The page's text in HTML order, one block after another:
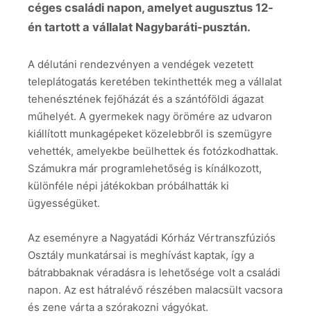
céges családi napon, amelyet augusztus 12-
én tartott a vállalat Nagybaráti-pusztán.
A délutáni rendezvényen a vendégek vezetett
teleplátogatás keretében tekinthették meg a vállalat
tehenésztének fejőházát és a szántóföldi ágazat
műhelyét. A gyermekek nagy örömére az udvaron
kiállított munkagépeket közelebbről is szemügyre
vehették, amelyekbe beülhettek és fotózkodhattak.
Számukra már programlehetőség is kínálkozott,
különféle népi játékokban próbálhatták ki
ügyességüket.
Az eseményre a Nagyatádi Kórház Vértranszfúziós
Osztály munkatársai is meghívást kaptak, így a
bátrabbaknak véradásra is lehetősége volt a családi
napon. Az est hátralévő részében malacsült vacsora
és zene várta a szórakozni vágyókat.